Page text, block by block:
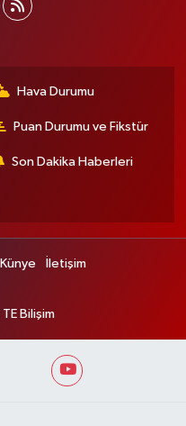
Hava Durumu
Puan Durumu ve Fikstür
Son Dakika Haberleri
Künye İletişim
TE Bilişim